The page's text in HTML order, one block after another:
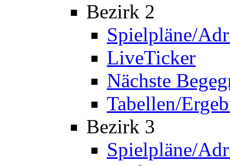
Bezirk 2
Spielpläne/
LiveTicker
Nächste
Tabellen/
Bezirk 3
Spielpläne/